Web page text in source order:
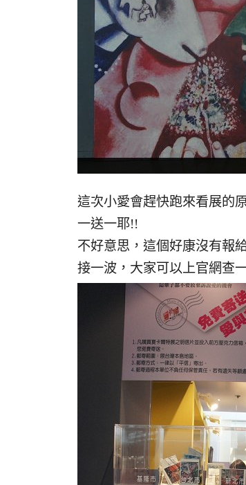
這次小愛會趕快跑來看展的
一送一耶!!
不好意思，這個好康沒有報
接一波，大家可以上官網查